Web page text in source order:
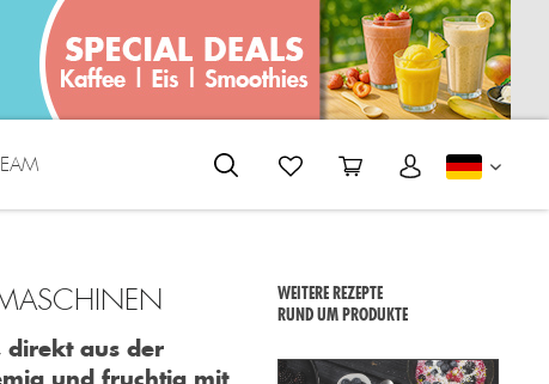
direkt aus der
und fruchtig mit
WEITERE REZEPTE
RUND UM PRODUKTE